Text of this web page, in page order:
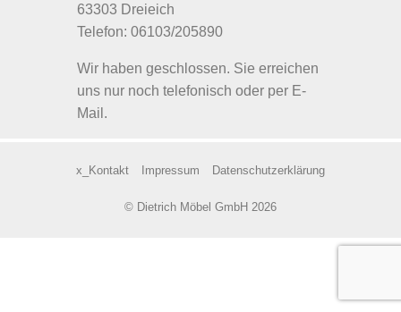
63303 Dreieich
Telefon: 06103/205890
Wir haben geschlossen. Sie erreichen
uns nur noch telefonisch oder per E-
Mail.
x_Kontakt Impressum Datenschutzerklärung
© Dietrich Möbel GmbH 2026